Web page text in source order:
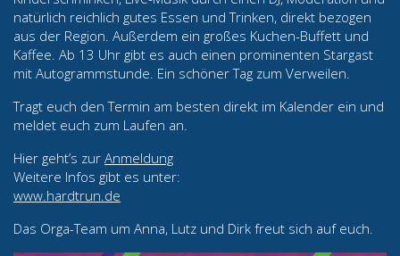
natürlich reichlich gutes Essen und Trinken, direkt bezogen
aus der Region. Außerdem ein großes Kuchen-Buffett und
Kaffee. Ab 13 Uhr gibt es auch einen prominenten Stargast
mit Autogrammstunde. Ein schöner Tag zum Verweilen.
Tragt euch den Termin am besten direkt im Kalender ein und
meldet euch zum Laufen an.
Hier geht’s zur Anmeldung
Weitere Infos gibt es unter:
www.hardtrun.de
Das Orga-Team um Anna, Lutz und Dirk freut sich auf euch.